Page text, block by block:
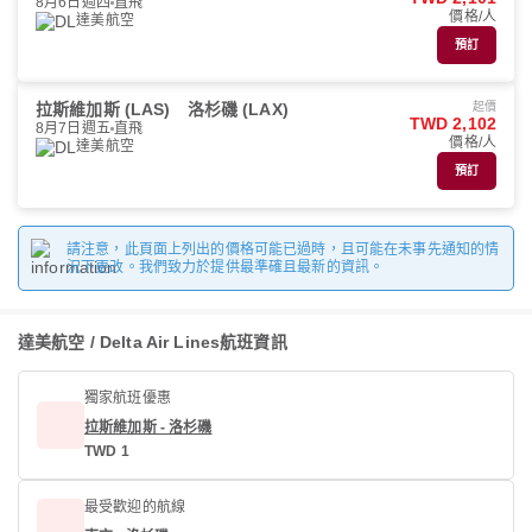
達美航空
價格/人
預訂
拉斯維加斯 (LAS) 洛杉磯 (LAX)
8月7日週五 直飛
達美航空
起價
TWD 2,102
價格/人
預訂
請注意，此頁面上列出的價格可能已過時，且可能在未事先通知的情
況下更改。我們致力於提供最準確且最新的資訊。
達美航空 / Delta Air Lines航班資訊
獨家航班優惠
拉斯維加斯 - 洛杉磯
TWD 1
最受歡迎的航線